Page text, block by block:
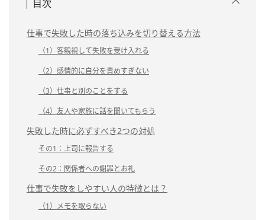
目次
仕事で失敗した時の落ち込みを切り替える方法
（1）客観視して失敗を受け入れる
（2）感情的に自分を責めすぎない
（3）仕事と別のことをする
（4）友人や家族に話を聞いてもらう
失敗した時に必ずすべき2つの対処
その1：上司に報告する
その2：関係者への謝罪とお礼
仕事で失敗をしやすい人の特徴とは？
（1）メモを取らない